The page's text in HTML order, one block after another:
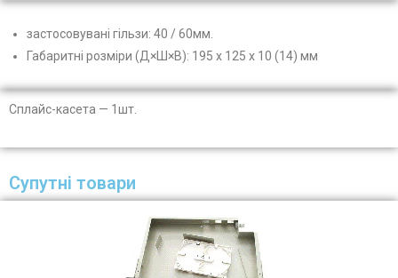
застосовувані гільзи: 40 / 60мм.
Габаритні розміри (Д×Ш×В): 195 x 125 x 10 (14) мм
Сплайс-касета — 1шт.
Супутні товари